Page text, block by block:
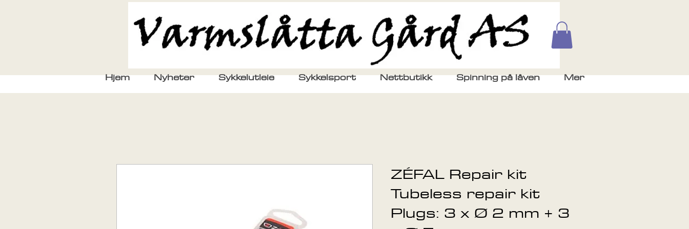
Hjem Nyheter Sykkelutleie Sykkelsport Nettbutikk Spinning på låven Mer
ZÉFAL Repair kit
Tubeless repair kit
Plugs: 3 x Ø 2 mm + 3